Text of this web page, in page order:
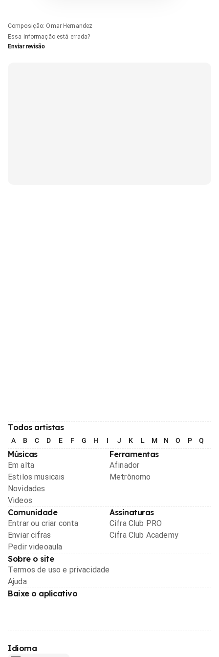
Composição: Omar Hernandez
Essa informação está errada?
Enviar revisão
Todos artistas
A B C D E F G H I J K L M N O P Q
Músicas
Em alta
Estilos musicais
Novidades
Videos
Ferramentas
Afinador
Metrônomo
Comunidade
Entrar ou criar conta
Enviar cifras
Pedir videoaula
Assinaturas
Cifra Club PRO
Cifra Club Academy
Sobre o site
Termos de uso e privacidade
Ajuda
Baixe o aplicativo
Idioma